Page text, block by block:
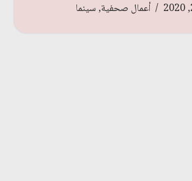
أعمال صحفية,سينما